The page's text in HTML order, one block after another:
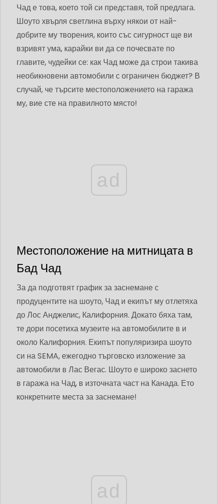
Чад е това, което той си представя, той предлага.
Шоуто хвърля светлина върху някои от най-
добрите му творения, които със сигурност ще ви
взривят ума, карайки ви да се почесвате по
главите, чудейки се: как Чад може да строи такива
необикновени автомобили с ограничен бюджет? В
случай, че търсите местоположението на гаража
му, вие сте на правилното място!
ad
Местоположение на митницата в
Бад Чад
За да подготвят график за заснемане с
продуцентите на шоуто, Чад и екипът му отлетяха
до Лос Анджелис, Калифорния. Докато бяха там,
те дори посетиха музеите на автомобилите в и
около Калифорния. Екипът популяризира шоуто
си на SEMA, ежегодно търговско изложение за
автомобили в Лас Вегас. Шоуто е широко заснето
в гаража на Чад, в източната част на Канада. Ето
конкретните места за заснемане!
ad